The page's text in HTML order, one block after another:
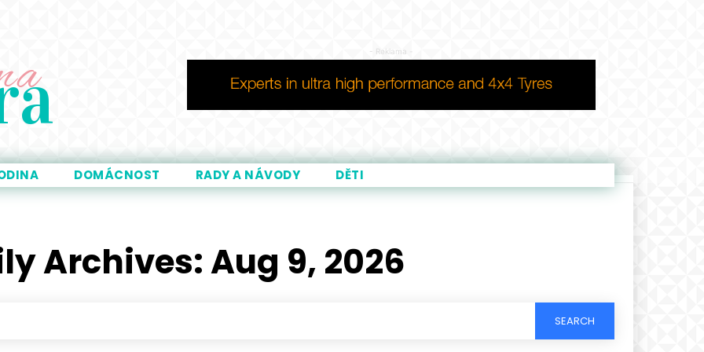
- Reklama -
DOMÁCNOST RADY A NÁVODY DĚTI
Archives: Aug 9, 2026
SEARCH